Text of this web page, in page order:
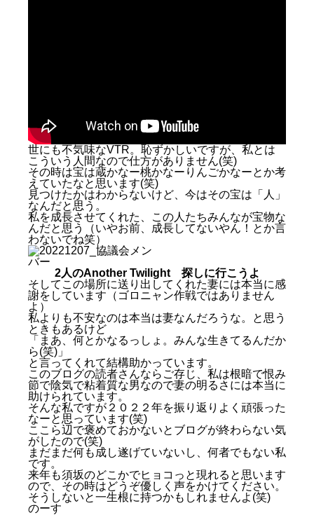
世にも不気味なVTR。恥ずかしいですが、私とは
こういう人間なので仕方がありません(笑)
その時は宝は蔵かなー桃かなーりんごかなーとか考
えていたなと思います(笑)
見つけたかはわからないけど、今はその宝は「人」
なんだと思う。
私を成長させてくれた、この人たちみんなが宝物な
んだと思う（いやお前、成長してないやん！とか言
わないでね笑）
2人のAnother Twilight探しに行こうよ
そしてこの場所に送り出してくれた妻には本当に感
謝をしています（ゴロニャン作戦ではありません
よ）
私よりも不安なのは本当は妻なんだろうな。と思う
ときもあるけど
「まあ、何とかなるっしょ。みんな生きてるんだか
ら(笑)」
と言ってくれて結構助かっています。
このブログの読者さんならご存じ、私は根暗で恨み
節で陰気で粘着質な男なので妻の明るさには本当に
助けられています。
そんな私ですが２０２２年を振り返りよく頑張った
なーと思っています(笑)
ここら辺で褒めておかないとブログが終わらない気
がしたので(笑)
まだまだ何も成し遂げていないし、何者でもない私
です。
来年も須坂のどこかでヒョコっと現れると思います
ので、その時はどうぞ優しく声をかけてください。
そうしないと一生根に持つかもしれませんよ(笑)
のーす